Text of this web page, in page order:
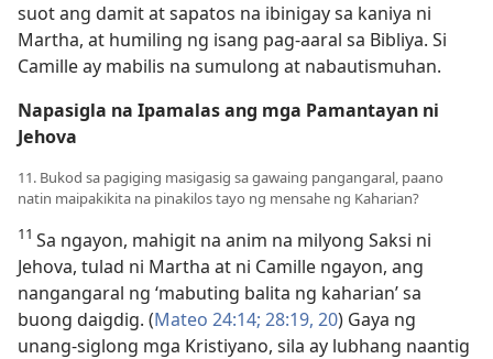
suot ang damit at sapatos na ibinigay sa kaniya ni
Martha, at humiling ng isang pag-aaral sa Bibliya. Si
Camille ay mabilis na sumulong at nabautismuhan.
Napasigla na Ipamalas ang mga Pamantayan ni
Jehova
11. Bukod sa pagiging masigasig sa gawaing pangangaral, paano
natin maipakikita na pinakilos tayo ng mensahe ng Kaharian?
11 Sa ngayon, mahigit na anim na milyong Saksi ni
Jehova, tulad ni Martha at ni Camille ngayon, ang
nangangaral ng ‘mabuting balita ng kaharian’ sa
buong daigdig. (Mateo 24:14; 28:19, 20) Gaya ng
unang-siglong mga Kristiyano, sila ay lubhang naantig